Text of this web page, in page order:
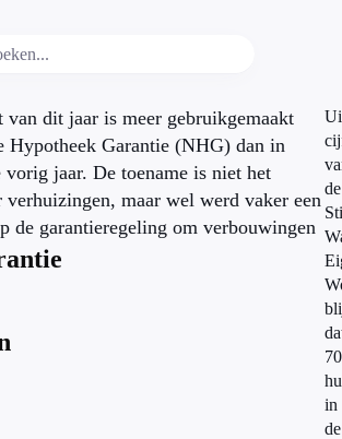
van dit jaar is meer gebruikgemaakt
Hypotheek Garantie (NHG) dan in
vorig jaar. De toename is niet het
verhuizingen, maar wel werd vaker een
de garantieregeling om verbouwingen
de
in
de